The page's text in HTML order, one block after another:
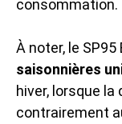
consommation.
À noter, le
saisonnières
hiver, lorsque
contrairement